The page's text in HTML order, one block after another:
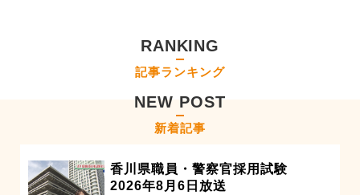
RANKING
記事ランキング
NEW POST
新着記事
香川県職員・警察官採用試験
2026年8月6日放送